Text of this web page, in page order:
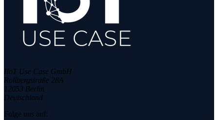
IIoT Use Case GmbH
Rollbergstraße 28A
12053 Berlin
Deutschland
Folge uns auf: